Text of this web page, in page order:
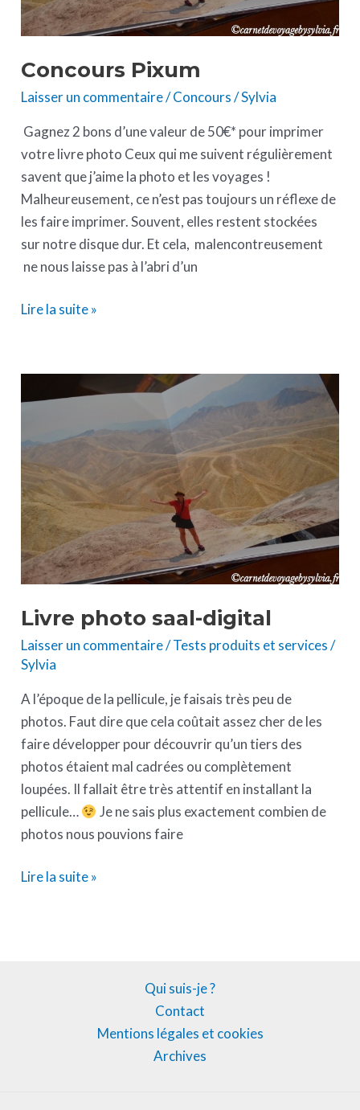
Concours Pixum
Laisser un commentaire/Concours/Sylvia
Gagnez 2 bons d’une valeur de 50€* pour imprimer
votre livre photo Ceux qui me suivent régulièrement
savent que j’aime la photo et les voyages !
Malheureusement, ce n’est pas toujours un réflexe de
les faire imprimer. Souvent, elles restent stockées
sur notre disque dur. Et cela, malencontreusement
ne nous laisse pas à l’abri d’un
Lire la suite »
Livre photo saal-digital
Laisser un commentaire/Tests produits et services/
Sylvia
A l’époque de la pellicule, je faisais très peu de
photos. Faut dire que cela coûtait assez cher de les
faire développer pour découvrir qu’un tiers des
photos étaient mal cadrées ou complètement
loupées. Il fallait être très attentif en installant la
pellicule…
Je ne sais plus exactement combien de
photos nous pouvions faire
photo
digital
Lire la suite »
Qui suis-je ?
Contact
Mentions légales et cookies
Archives